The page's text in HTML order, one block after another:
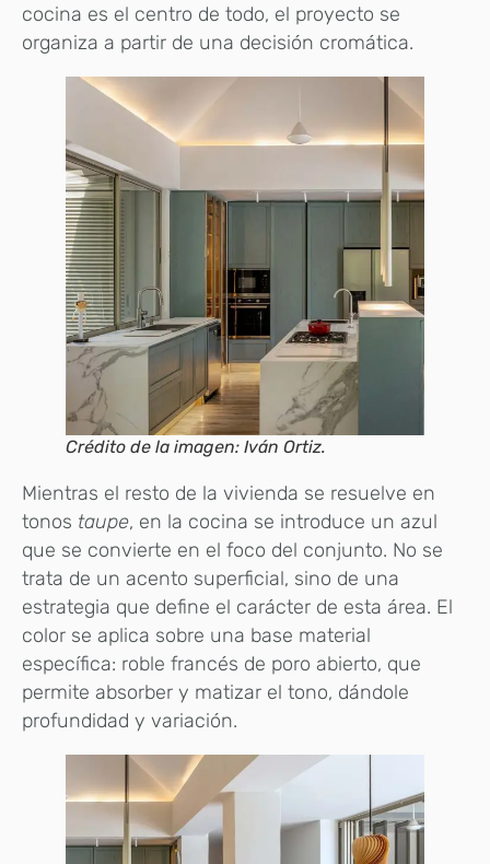
cocina es el centro de todo, el proyecto se
organiza a partir de una decisión cromática.
Crédito de la imagen: Iván Ortiz.
Mientras el resto de la vivienda se resuelve en
tonos taupe, en la cocina se introduce un azul
que se convierte en el foco del conjunto. No se
trata de un acento superficial, sino de una
estrategia que define el carácter de esta área. El
color se aplica sobre una base material
específica: roble francés de poro abierto, que
permite absorber y matizar el tono, dándole
profundidad y variación.